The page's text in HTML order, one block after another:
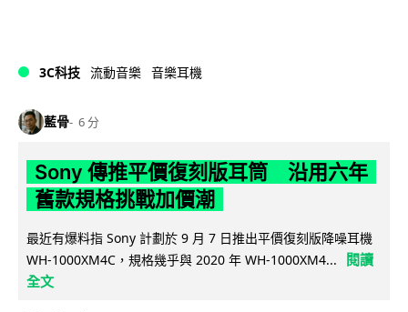
3C科技 流動音樂 音樂耳機
藍骨 6 分
Sony 傳推平價復刻版耳筒 沿用六年
舊款規格挑戰加價潮
最近有爆料指 Sony 計劃於 9 月 7 日推出平價復刻版降噪耳機
WH-1000XM4C，規格幾乎與 2020 年 WH-1000XM4...
閱讀
全文